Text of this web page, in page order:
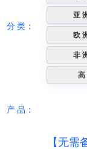
分 类：
亚
欧
非
高
产 品：
【无